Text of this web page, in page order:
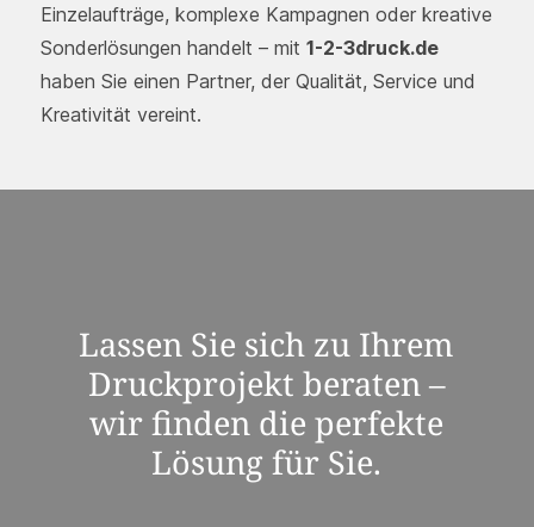
Einzelaufträge, komplexe Kampagnen oder kreative
Sonderlösungen handelt – mit 1-2-3druck.de
haben Sie einen Partner, der Qualität, Service und
Kreativität vereint.
Lassen Sie sich zu Ihrem
Druckprojekt beraten –
wir finden die perfekte
Lösung für Sie.